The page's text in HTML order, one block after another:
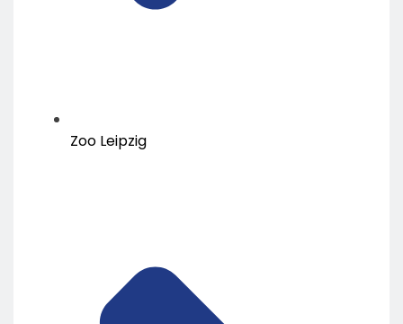
Zoo Leipzig